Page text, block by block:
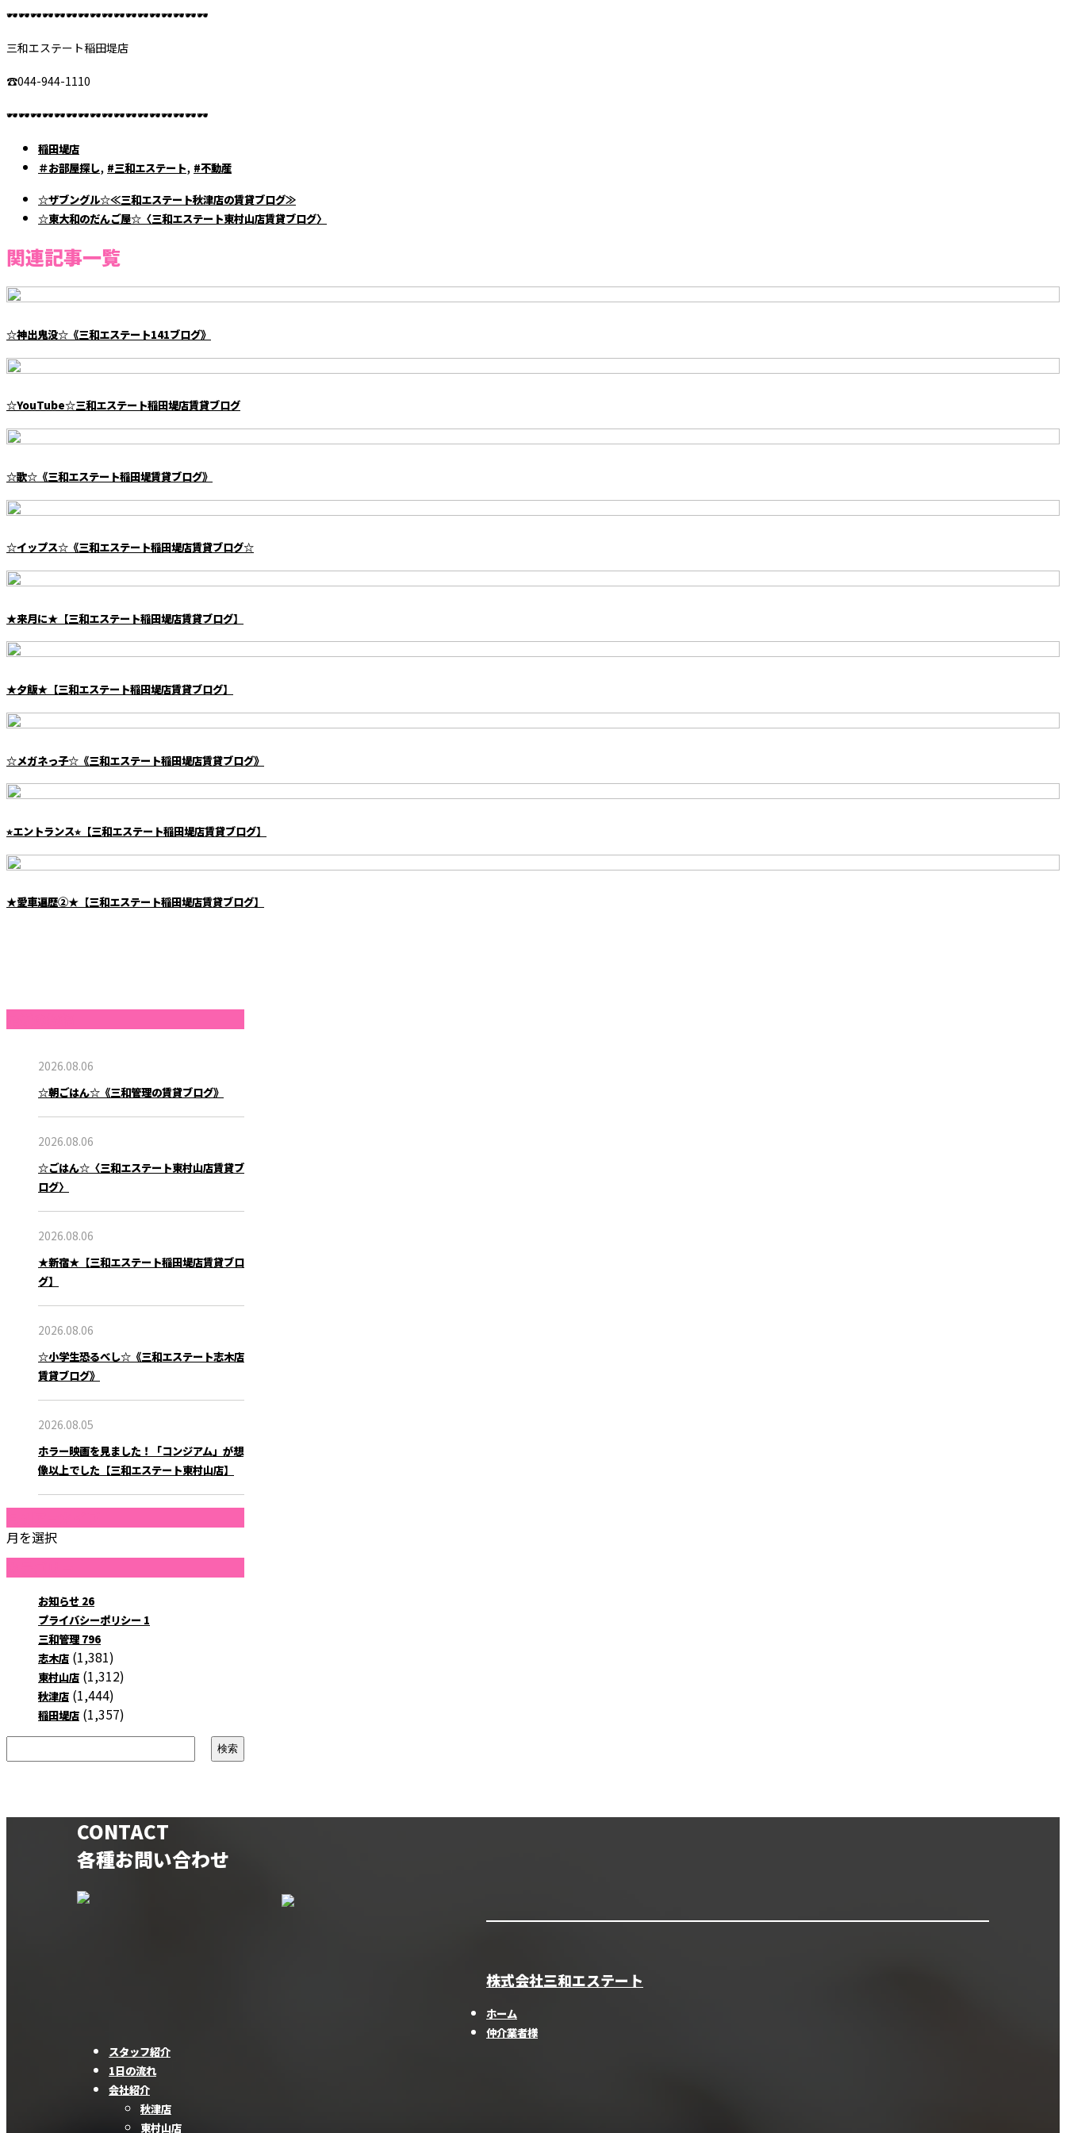
🕶️🕶️🕶️🕶️🕶️🕶️🕶️🕶️🕶️🕶️🕶️🕶️🕶️🕶️🕶️🕶️🕶️
三和エステート稲田堤店
☎︎044-944-1110
🕶️🕶️🕶️🕶️🕶️🕶️🕶️🕶️🕶️🕶️🕶️🕶️🕶️🕶️🕶️🕶️🕶️
稲田堤店
＃お部屋探し, #三和エステート, #不動産
☆ザブングル☆≪三和エステート秋津店の賃貸ブログ≫
☆東大和のだんご屋☆〈三和エステート東村山店賃貸ブログ〉
関連記事一覧
☆神出鬼没☆《三和エステート141ブログ》
☆YouTube☆三和エステート稲田堤店賃貸ブログ
☆歌☆《三和エステート稲田堤賃貸ブログ》
☆イップス☆《三和エステート稲田堤店賃貸ブログ☆
★来月に★【三和エステート稲田堤店賃貸ブログ】
★夕飯★【三和エステート稲田堤店賃貸ブログ】
☆メガネっ子☆《三和エステート稲田堤店賃貸ブログ》
⭐︎エントランス⭐︎【三和エステート稲田堤店賃貸ブログ】
★愛車遍歴②★【三和エステート稲田堤店賃貸ブログ】
2026.08.06
☆朝ごはん☆《三和管理の賃貸ブログ》
2026.08.06
☆ごはん☆〈三和エステート東村山店賃貸ブ
ログ〉
2026.08.06
★新宿★【三和エステート稲田堤店賃貸ブロ
グ】
2026.08.06
☆小学生恐るべし☆《三和エステート志木店
賃貸ブログ》
2026.08.05
ホラー映画を見ました！「コンジアム」が想
像以上でした【三和エステート東村山店】
月を選択
お知らせ 26
プライバシーポリシー 1
三和管理 796
志木店 (1,381)
東村山店 (1,312)
秋津店 (1,444)
稲田堤店 (1,357)
CONTACT
各種お問い合わせ
株式会社三和エステート
ホーム
仲介業者様
スタッフ紹介
1日の流れ
会社紹介
秋津店
東村山店